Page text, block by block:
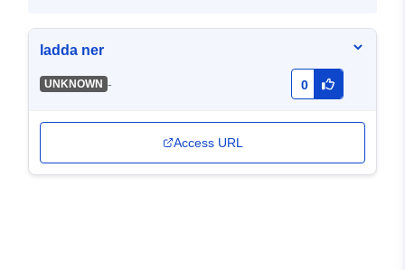
Haut-Rhin Enkel
nedladdningstjänst (Atom)
för datauppsättningen:
Ytförskrivning av ett
planeringsdokument i
ladda ner
UNKNOWN - 0
Access URL